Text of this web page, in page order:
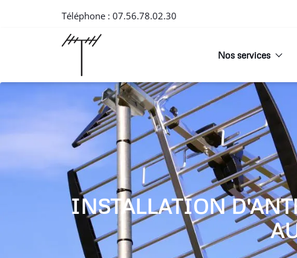
Téléphone : 07.56.78.02.30
Nos services
INSTALLATION